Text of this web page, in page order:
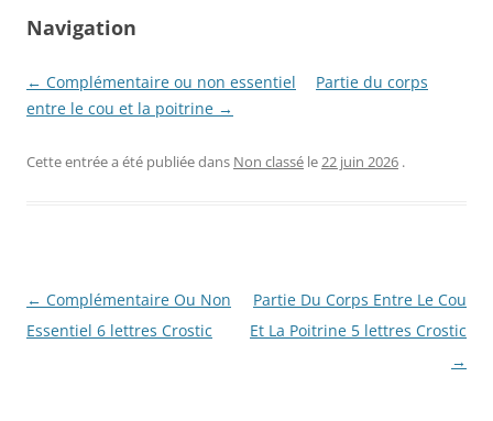
Navigation
← Complémentaire ou non essentiel
Partie du corps
entre le cou et la poitrine →
Cette entrée a été publiée dans Non classé le22 juin 2026 .
Navigation
des
← Complémentaire Ou Non
Essentiel 6 lettres Crostic
Partie Du Corps Entre Le Cou
Et La Poitrine 5 lettres Crostic
→